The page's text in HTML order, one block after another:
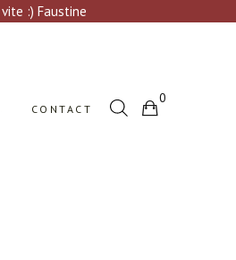
:) Faustine
CONTACT
0
est vide